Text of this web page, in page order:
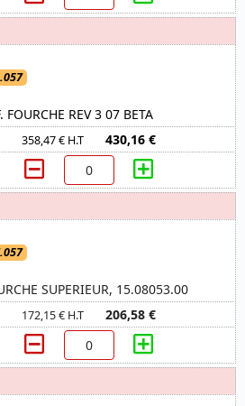
FOURCHE REV 3 07 BETA
358,47 € H.T 430,16 €
SUPERIEUR, 15.08053.00
172,15 € H.T 206,58 €